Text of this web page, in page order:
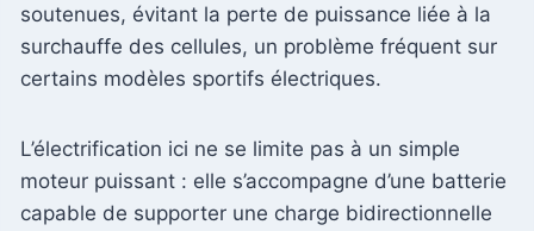
soutenues, évitant la perte de puissance liée à la
surchauffe des cellules, un problème fréquent sur
certains modèles sportifs électriques.
L’électrification ici ne se limite pas à un simple
moteur puissant : elle s’accompagne d’une batterie
capable de supporter une charge bidirectionnelle